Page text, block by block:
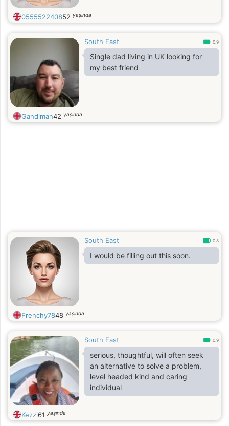
055552240852 yaşında
South East 0.9
Single dad living in UK looking for
my best friend
Gandiman42 yaşında
South East 0.8
I would be filling out this soon.
Frenchy7848 yaşında
South East 0.9
serious, thoughtful, will often seek
an alternative to solve a problem,
level headed kind and caring
individual
Kezzi61 yaşında